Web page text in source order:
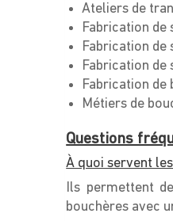
Ateliers de
Fabrication de
Fabrication de
Fabrication de
Fabrication de
Métiers de
Questions
À quoi servent
Ils permettent
bouchères avec